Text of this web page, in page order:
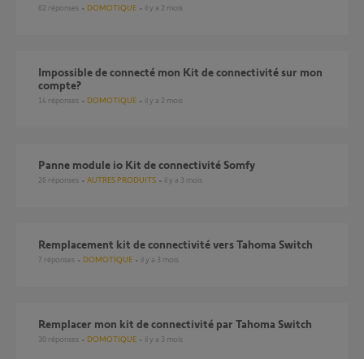
62 réponses DOMOTIQUE il y a 2 mois
Impossible de connecté mon Kit de connectivité sur mon
compte?
14 réponses DOMOTIQUE il y a 2 mois
Panne module io Kit de connectivité Somfy
26 réponses AUTRES PRODUITS il y a 3 mois
Remplacement kit de connectivité vers Tahoma Switch
7 réponses DOMOTIQUE il y a 3 mois
Remplacer mon kit de connectivité par Tahoma Switch
30 réponses DOMOTIQUE il y a 3 mois